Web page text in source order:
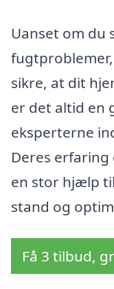
Uanset om du
sikre, at dit
er det altid en
eksperterne
Deres
en stor hjælp
stand og
Få 3 tilbud,